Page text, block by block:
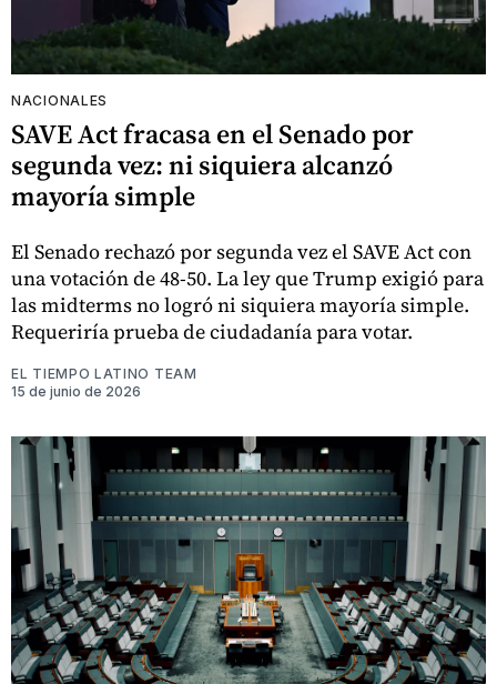
NACIONALES
SAVE Act fracasa en el Senado por
segunda vez: ni siquiera alcanzó
mayoría simple
El Senado rechazó por segunda vez el SAVE Act con
una votación de 48-50. La ley que Trump exigió para
las midterms no logró ni siquiera mayoría simple.
Requeriría prueba de ciudadanía para votar.
EL TIEMPO LATINO TEAM
15 de junio de 2026